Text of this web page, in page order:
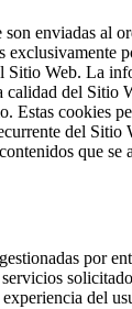
son enviadas al
exclusivamente
Web. La
calidad del Sitio
Estas cookies
del Sitio
que se
por
servicios
del